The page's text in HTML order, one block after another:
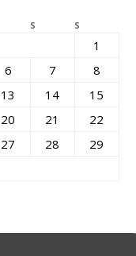
S S
1
6 7
8
13 14
15
20 21
22
27 28
29